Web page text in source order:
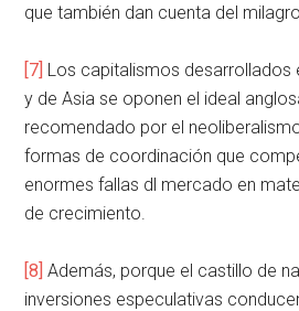
que también dan cuenta del
[7] Los capitalismos desarrollados
y de Asia se oponen el ideal
recomendado por el
formas de coordinación que
enormes fallas dl mercado en
de crecimiento.
[8] Además, porque el castillo de
inversiones especulativas